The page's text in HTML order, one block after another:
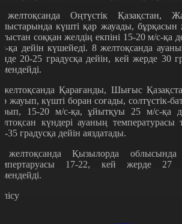
Оңтүстік Қазақстан,
күшті қар жауады, бұрқасын
соққан желдің екпіні 15-20 м/с-қа
қа дейін күшейеді. 8 желтоқсанда
20-25 градусқа дейін, кей жерде 30
Қарағанды, Шығыс
жауып, күшті боран соғады, солтүстік-
15-20 м/с-қа, ұйытқуы 25 м/с-қа
күндері ауаның температурасы
35 градусқа дейін аяздатады.
желтоқсанда Қызылорда
17-22, кей жерде 27